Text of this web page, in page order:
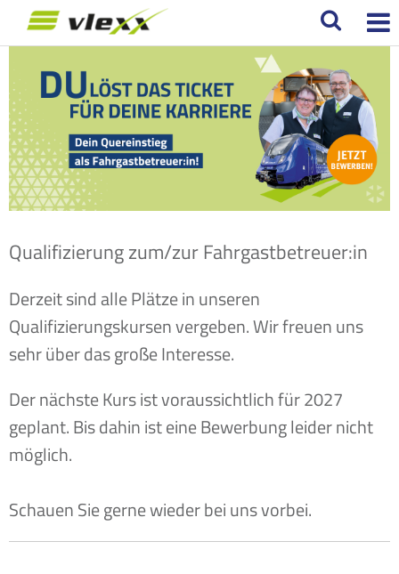
Qualifizierung zum/zur Fahrgastbetreuer:in
Derzeit sind alle Plätze in unseren
Qualifizierungskursen vergeben. Wir freuen uns
sehr über das große Interesse.
Der nächste Kurs ist voraussichtlich für 2027
geplant. Bis dahin ist eine Bewerbung leider nicht
möglich.
Schauen Sie gerne wieder bei uns vorbei.